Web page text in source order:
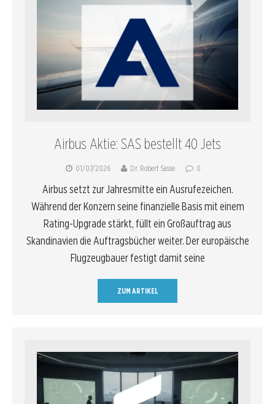
Airbus Aktie: SAS bestellt 40 Jets
01/07/2026 Dr. Robert Sasse 0
Airbus setzt zur Jahresmitte ein Ausrufezeichen.
Während der Konzern seine finanzielle Basis mit einem
Rating-Upgrade stärkt, füllt ein Großauftrag aus
Skandinavien die Auftragsbücher weiter. Der europäische
Flugzeugbauer festigt damit seine
ZUM ARTIKEL